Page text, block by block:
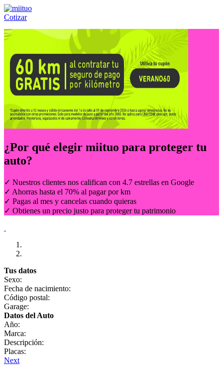
Cotizar
Llámanos al:(55) 84-21-05-00 ó
¿Por qué elegir miituo para proteger tu
auto?
✓ Nuestros clientes nos califican con 4.7 estrellas en Google
✓ Ahorras hasta el 70% al pagar por km
✓ Pagas al mes y cancelas cuando quieras
✓ Obtienes un precio justo para proteger tu patrimonio
Tus datos
Sexo:
Fecha de nacimiento:
Código postal:
Garage:
Datos del Auto
Año:
Marca:
Descripción:
Placas:
Next